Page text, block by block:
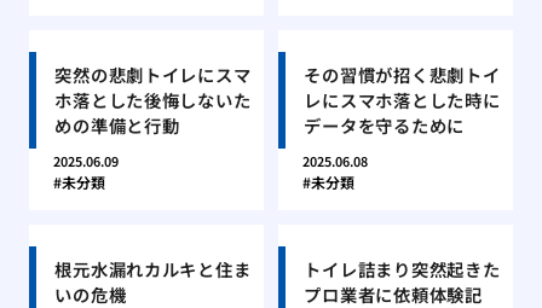
突然の悲劇トイレにスマ
ホ落とした後悔しないた
めの準備と行動
2025.06.09
未分類
その習慣が招く悲劇トイ
レにスマホ落とした時に
データを守るために
2025.06.08
未分類
根元水漏れカルキと住ま
いの危機
トイレ詰まり突然起きた
プロ業者に依頼体験記